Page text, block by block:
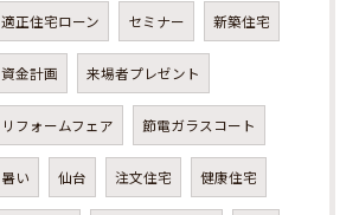
適正住宅ローン セミナー 新築住宅
資金計画 来場者プレゼント
リフォームフェア 節電ガラスコート
暑い 仙台 注文住宅 健康住宅